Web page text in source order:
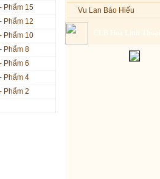
Phẩm 15
Phẩm 12
Phẩm 10
Phẩm 8
Phẩm 6
Phẩm 4
Phẩm 2
Vu Lan Báo Hiếu
CLB Hoa Linh Thoại